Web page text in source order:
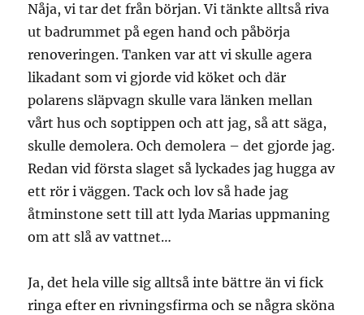
Nåja, vi tar det från början. Vi tänkte alltså riva
ut badrummet på egen hand och påbörja
renoveringen. Tanken var att vi skulle agera
likadant som vi gjorde vid köket och där
polarens släpvagn skulle vara länken mellan
vårt hus och soptippen och att jag, så att säga,
skulle demolera. Och demolera – det gjorde jag.
Redan vid första slaget så lyckades jag hugga av
ett rör i väggen. Tack och lov så hade jag
åtminstone sett till att lyda Marias uppmaning
om att slå av vattnet…
Ja, det hela ville sig alltså inte bättre än vi fick
ringa efter en rivningsfirma och se några sköna